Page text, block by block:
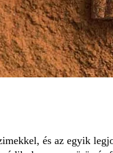
és az egyik